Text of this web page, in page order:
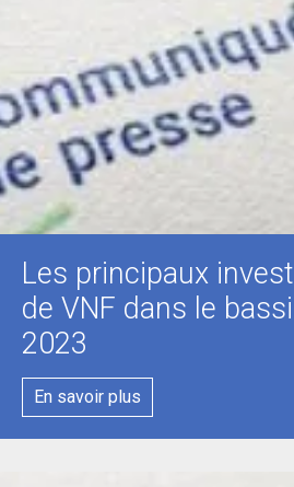
Les principaux
de VNF dans le
2023
En savoir plus